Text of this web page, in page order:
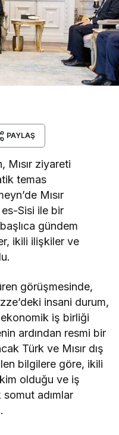
PAYLAŞ
Mısır ziyareti
temas
Mısır
Sisi ile bir
gündem
ikili ilişkiler ve
görüşmesinde,
insani durum,
iş birliği
ardından resmi bir
Türk ve Mısır dış
bilgilere göre, ikili
olduğu ve iş
somut adımlar